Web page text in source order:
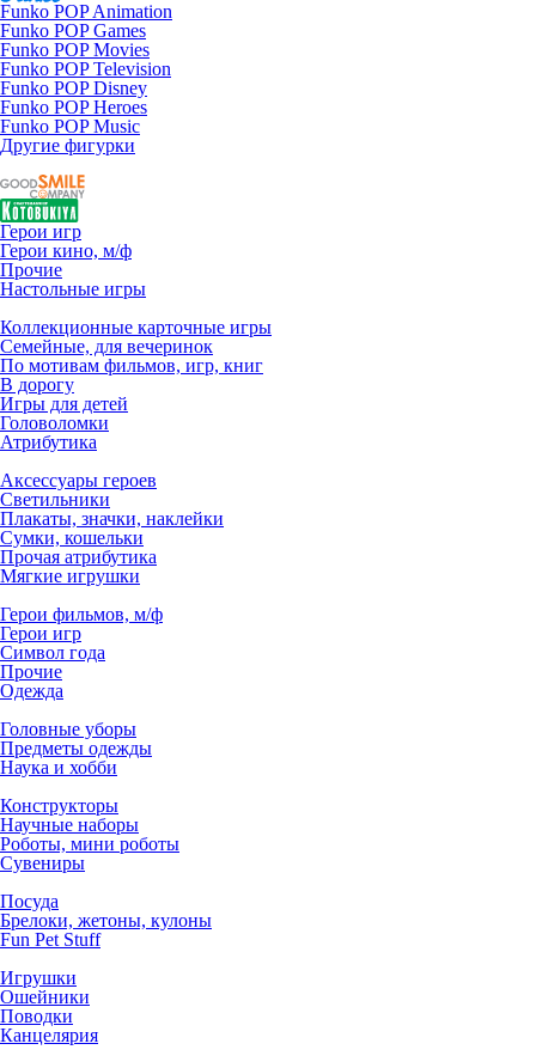
Funko POP Animation
Funko POP Games
Funko POP Movies
Funko POP Television
Funko POP Disney
Funko POP Heroes
Funko POP Music
Другие фигурки
Герои игр
Герои кино, м/ф
Прочие
Настольные игры
Коллекционные карточные игры
Семейные, для вечеринок
По мотивам фильмов, игр, книг
В дорогу
Игры для детей
Головоломки
Атрибутика
Аксессуары героев
Светильники
Плакаты, значки, наклейки
Сумки, кошельки
Прочая атрибутика
Мягкие игрушки
Герои фильмов, м/ф
Герои игр
Символ года
Прочие
Одежда
Головные уборы
Предметы одежды
Наука и хобби
Конструкторы
Научные наборы
Роботы, мини роботы
Сувениры
Посуда
Брелоки, жетоны, кулоны
Fun Pet Stuff
Игрушки
Ошейники
Поводки
Канцелярия